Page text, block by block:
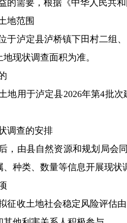
的需要 ，根据 《中华人民共
地范围
于泸定县泸桥镇下田村二组
现状调查面积为准。
地用于泸定县2026年第4批次
调查的安排
，由县自然资源和规划局会
种类、数量等信息开展现状
征收土地社会稳定风险评估